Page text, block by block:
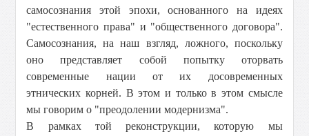
самосознания этой эпохи, основанного на идеях
"естественного права" и "общественного договора".
Самосознания, на наш взгляд, ложного, поскольку
оно представляет собой попытку оторвать
современные нации от их досовременных
этнических корней. В этом и только в этом смысле
мы говорим о "преодолении модернизма".
В рамках той реконструкции, которую мы